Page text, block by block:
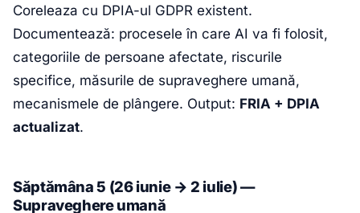
Coreleaza cu DPIA-ul GDPR existent.
Documentează: procesele în care AI va fi folosit,
categoriile de persoane afectate, riscurile
specifice, măsurile de supraveghere umană,
mecanismele de plângere. Output: FRIA + DPIA
actualizat.
Săptămâna 5 (26 iunie → 2 iulie) —
Supraveghere umană